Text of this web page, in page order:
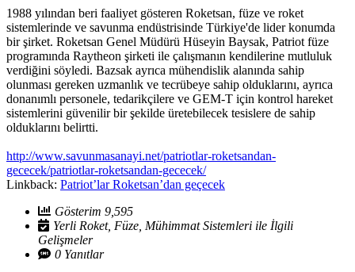
1988 yılından beri faaliyet gösteren Roketsan, füze ve roket
sistemlerinde ve savunma endüstrisinde Türkiye'de lider konumda
bir şirket. Roketsan Genel Müdürü Hüseyin Baysak, Patriot füze
programında Raytheon şirketi ile çalışmanın kendilerine mutluluk
verdiğini söyledi. Bazsak ayrıca mühendislik alanında sahip
olunması gereken uzmanlık ve tecrübeye sahip olduklarını, ayrıca
donanımlı personele, tedarikçilere ve GEM-T için kontrol hareket
sistemlerini güvenilir bir şekilde üretebilecek tesislere de sahip
olduklarını belirtti.
http://www.savunmasanayi.net/patriotlar-roketsandan-
gececek/patriotlar-roketsandan-gececek/
Linkback: Patriot’lar Roketsan’dan geçecek
Gösterim 9,595
Yerli Roket, Füze, Mühimmat Sistemleri ile İlgili
Gelişmeler
0 Yanıtlar